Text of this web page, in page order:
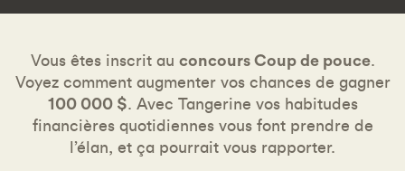
Vous êtes inscrit au concours Coup de pouce.
Voyez comment augmenter vos chances de gagner
100 000 $. Avec Tangerine vos habitudes
financières quotidiennes vous font prendre de
l’élan, et ça pourrait vous rapporter.